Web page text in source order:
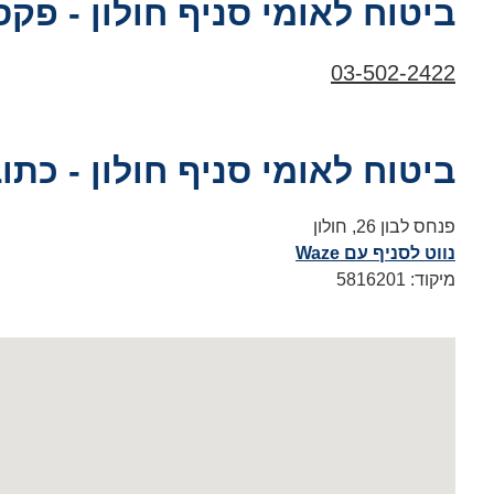
ביטוח לאומי סניף חולון -
03-502-2422
ביטוח לאומי סניף חולון -
פנחס לבון 26, חולון
נווט לסניף עם Waze
מיקוד: 5816201